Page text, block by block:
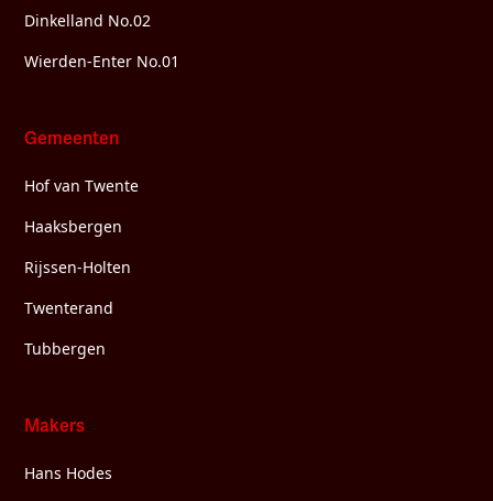
Dinkelland No.02
Wierden-Enter No.01
Gemeenten
Hof van Twente
Haaksbergen
Rijssen-Holten
Twenterand
Tubbergen
Makers
Hans Hodes